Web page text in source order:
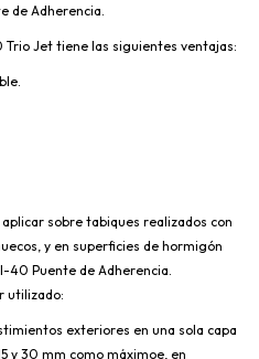
de Adherencia.
Trio Jet tiene las siguientes ventajas:
sobre tabiques realizados con
y en superficies de hormigón
40 Puente de Adherencia.
utilizado:
exteriores en una sola capa
y 30 mm como máximoe, en